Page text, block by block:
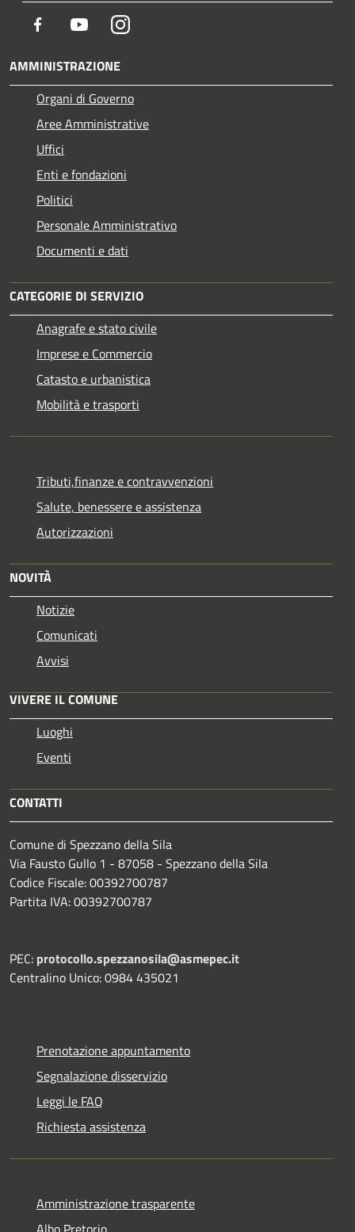
Facebook YoutubeInstagram
AMMINISTRAZIONE
Organi di Governo
Aree Amministrative
Uffici
Enti e fondazioni
Politici
Personale Amministrativo
Documenti e dati
CATEGORIE DI SERVIZIO
Anagrafe e stato civile
Imprese e Commercio
Catasto e urbanistica
Mobilità e trasporti
Tributi,finanze e contravvenzioni
Salute, benessere e assistenza
Autorizzazioni
NOVITÀ
Notizie
Comunicati
Avvisi
VIVERE IL COMUNE
Luoghi
Eventi
CONTATTI
Comune di Spezzano della Sila
Via Fausto Gullo 1 - 87058 - Spezzano della Sila
Codice Fiscale: 00392700787
Partita IVA: 00392700787
PEC: protocollo.spezzanosila@asmepec.it
Centralino Unico: 0984 435021
Prenotazione appuntamento
Segnalazione disservizio
Leggi le FAQ
Richiesta assistenza
Amministrazione trasparente